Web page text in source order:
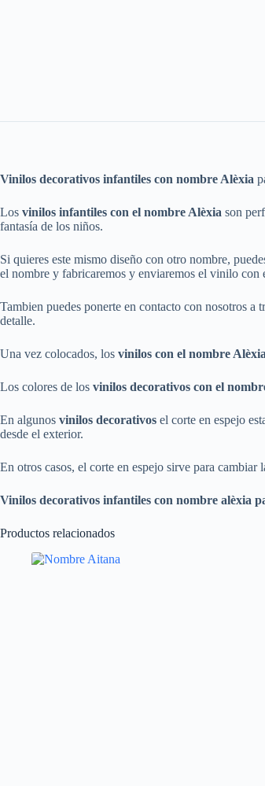
Vinilos decorativos infantiles con nombre Alèxia
Los vinilos infantiles con el nombre Alèxia son
fantasía de los niños.
Si quieres este mismo diseño con otro nombre,
el nombre y fabricaremos y enviaremos el vinilo con
Tambien puedes ponerte en contacto con nosotros a
detalle.
Una vez colocados, los vinilos con el nombre Alèxia
Los colores de los vinilos decorativos con el
En algunos vinilos decorativos el corte en espejo
desde el exterior.
En otros casos, el corte en espejo sirve para cambiar
Vinilos decorativos infantiles con nombre alèxia
Productos relacionados